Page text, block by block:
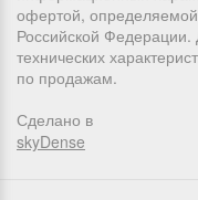
офертой,
Российской
технических
по продажам.
Сделано в
skyDense